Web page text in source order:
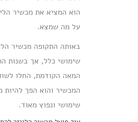
הוא המציא את מכשיר
על מה שמצא.
באותה התקופה מכשיר
שימושי כלל, אך בשנות
המאה הקודמת, החלו
המכשיר והוא הפך להיות
שימושי ונפוץ מאוד.